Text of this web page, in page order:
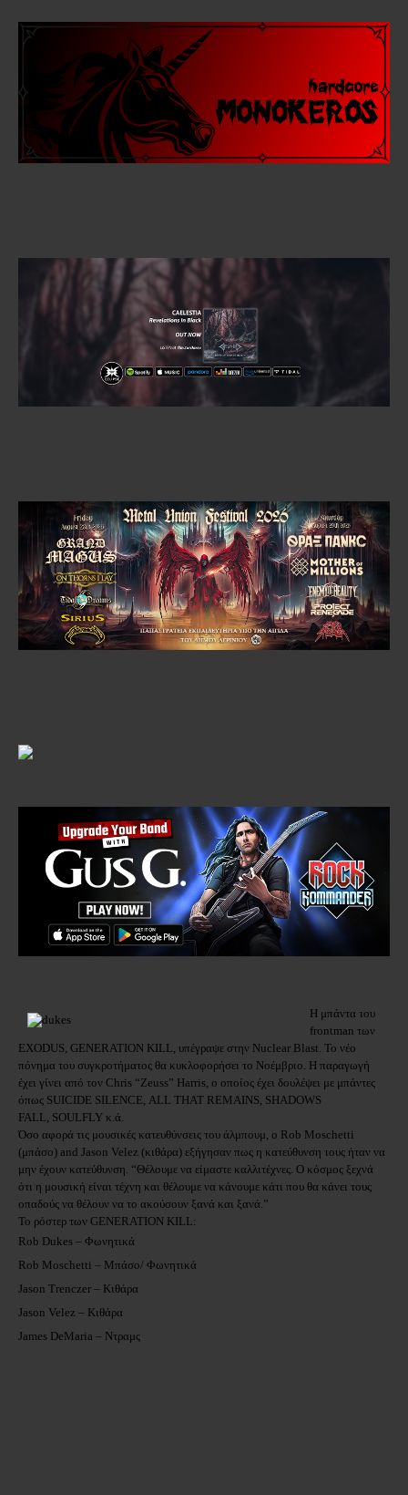
Η μπάντα του
frontman των
EXODUS, GENERATION KILL, υπέγραψε στην Nuclear Blast. Το νέο
πόνημα του συγκροτήματος θα κυκλοφορήσει το Νοέμβριο. Η παραγωγή
έχει γίνει από τον Chris “Zeuss” Harris , ο οποίος έχει δουλέψει με μπάντες
όπως SUICIDE SILENCE ALL THAT REMAINS SHADOWS
FALL
SOULFLY κ.ά.
Όσο αφορά τις μουσικές κατευθύνσεις του άλμπουμ, ο Rob Moschetti
(μπάσο) and Jason Velez (κιθάρα) εξήγησαν πως η κατεύθυνση τους ήταν να
μην έχουν κατεύθυνση. “Θέλουμε να είμαστε καλλιτέχνες. Ο κόσμος ξεχνά
ότι η μουσική είναι τέχνη και θέλουμε να κάνουμε κάτι που θα κάνει τους
οπαδούς να θέλουν να το ακούσουν ξανά και ξανά.”
Το ρόστερ των GENERATION KILL:
Rob Dukes – Φωνητικά
Rob Moschetti – Μπάσο/ Φωνητικά
Jason Trenczer – Κιθάρα
Jason Velez – Κιθάρα
James DeMaria – Ντραμς